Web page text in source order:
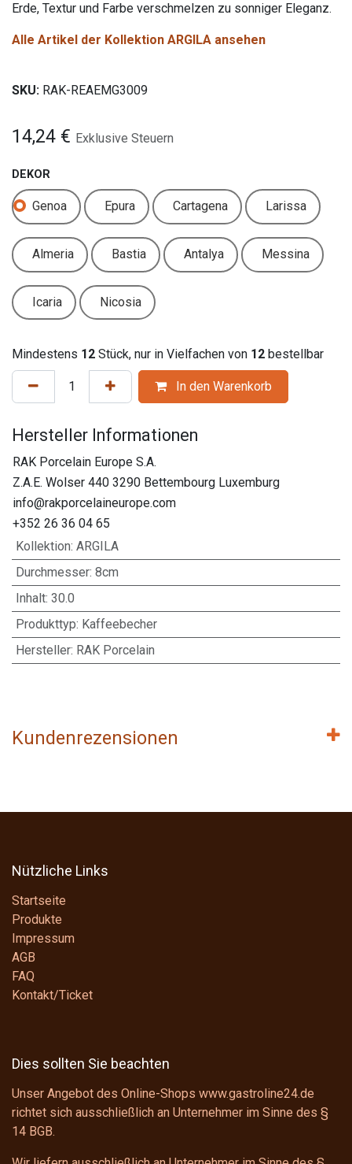
Erde, Textur und Farbe verschmelzen zu sonniger Eleganz.
Alle Artikel der Kollektion ARGILA ansehen
SKU: RAK-REAEMG3009
14,24 € Exklusive Steuern
DEKOR
Genoa Epura Cartagena Larissa
Almeria Bastia Antalya Messina
Icaria Nicosia
Mindestens 12 Stück, nur in Vielfachen von 12 bestellbar
In den Warenkorb
Hersteller Informationen
RAK Porcelain Europe S.A.
Z.A.E. Wolser 440 3290 Bettembourg Luxemburg
info@rakporcelaineurope.com
+352 26 36 04 65
Kollektion: ARGILA
Durchmesser: 8cm
Inhalt: 30.0
Produkttyp: Kaffeebecher
Hersteller: RAK Porcelain
Kundenrezensionen
Nützliche Links
Startseite
Produkte
Impressum
AGB
FAQ
Kontakt/Ticket
Dies sollten Sie beachten
Unser Angebot des Online-Shops www.gastroline24.de
richtet sich ausschließlich an Unternehmer im Sinne des §
14 BGB.